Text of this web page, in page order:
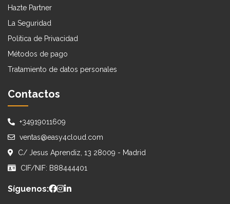
Hazte Partner
La Seguridad
Politica de Privacidad
Métodos de pago
Tratamiento de datos personales
Contactos
+34919011609
ventas@easy4cloud.com
C/ Jesus Aprendiz, 13 28009 - Madrid
CIF/NIF: B88444401
Síguenos: